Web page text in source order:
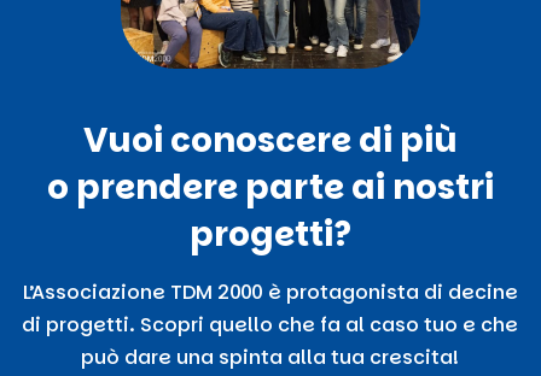
Vuoi conoscere di più
o prendere parte ai nostri
progetti?
L’Associazione TDM 2000 è protagonista di decine
di progetti. Scopri quello che fa al caso tuo e che
può dare una spinta alla tua crescita!